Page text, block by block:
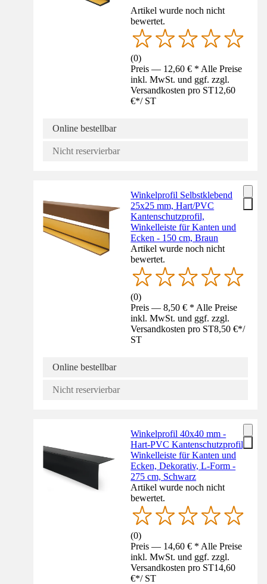
Artikel wurde noch nicht
bewertet.
(0)
Preis — 12,60 € * Alle Preise
inkl. MwSt. und ggf. zzgl.
Versandkosten pro ST12,60
€*/ ST
Online bestellbar
Nicht reservierbar
Winkelprofil Selbstklebend
25x25 mm, Hart/PVC
Kantenschutzprofil,
Winkelleiste für Kanten und
Ecken - 150 cm, Braun
Artikel wurde noch nicht
bewertet.
(0)
Preis — 8,50 € * Alle Preise
inkl. MwSt. und ggf. zzgl.
Versandkosten pro ST8,50 €*/
ST
Online bestellbar
Nicht reservierbar
Winkelprofil 40x40 mm -
Hart-PVC Kantenschutzprofil,
Winkelleiste für Kanten und
Ecken, Dekorativ, L-Form -
275 cm, Schwarz
Artikel wurde noch nicht
bewertet.
(0)
Preis — 14,60 € * Alle Preise
inkl. MwSt. und ggf. zzgl.
Versandkosten pro ST14,60
€*/ ST